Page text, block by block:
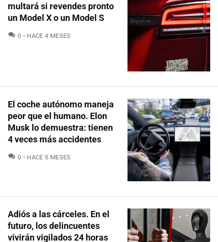
multará si revendes pronto
un Model X o un Model S
0 COMENTARIOS
HACE 4 MESES
El coche autónomo maneja
peor que el humano. Elon
Musk lo demuestra: tienen
4 veces más accidentes
0 COMENTARIOS
HACE 5 MESES
Adiós a las cárceles. En el
futuro, los delincuentes
vivirán vigilados 24 horas